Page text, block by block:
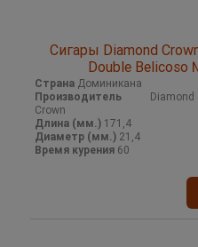
Сигары Diamond
Double Belicoso
Страна Доминикана
Производитель Diamond
Crown
Длина (мм.) 171,4
Диаметр (мм.) 21,4
Время курения 60